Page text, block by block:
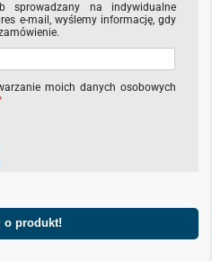
sprowadzany na indywidualne
e-mail, wyślemy informację, gdy
moich danych osobowych
o produkt!